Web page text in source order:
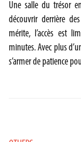
Une salle du trésor
découvrir derrière
mérite, l’accès est
minutes. Avec plus
s’armer de patience